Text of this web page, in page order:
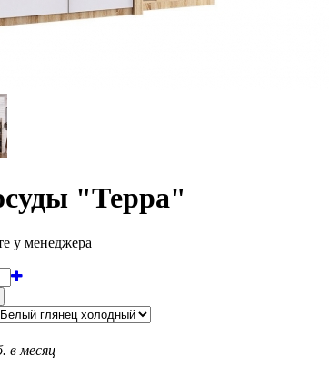
"Терра"
у менеджера
в месяц